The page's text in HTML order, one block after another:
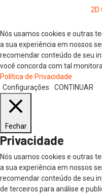
2D
Nós usamos cookies e outras
a sua experiência em nossos
recomendar conteúdo de seu
você concorda com tal
Política de Privacidade
Configurações
CONTINUAR
Fechar
Privacidade
Nós usamos cookies e outras
a sua experiência em nossos
recomendar conteúdo de seu
de terceiros para análise e